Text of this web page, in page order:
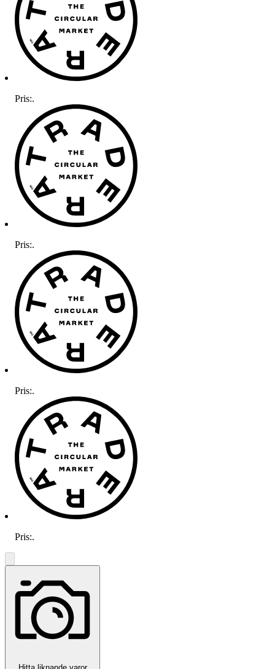
Pris:.
Pris:.
Pris:.
Pris:.